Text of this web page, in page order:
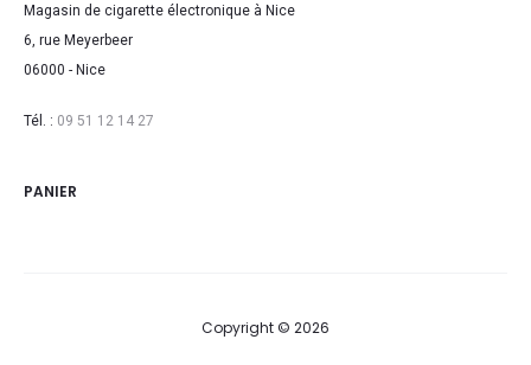
Magasin de cigarette électronique à Nice
6, rue Meyerbeer
06000 - Nice
Tél. : 09 51 12 14 27
PANIER
Copyright © 2026